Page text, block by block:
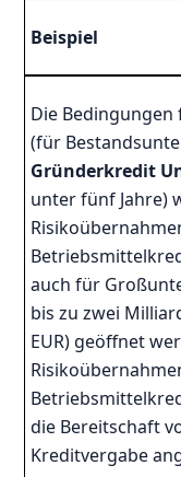
Beispiel
Die Bedingungen
(für
Gründerkredit
unter fünf Jahre)
auch für
bis zu zwei
EUR) geöffnet
die Bereitschaft
Kreditvergabe